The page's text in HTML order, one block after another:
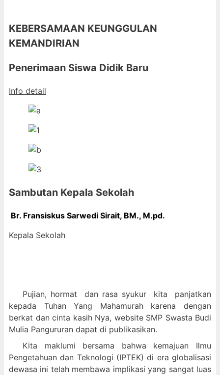
KEBERSAMAAN KEUNGGULAN
KEMANDIRIAN
Penerimaan Siswa Didik Baru
Info detail
Sambutan Kepala Sekolah
Br. Fransiskus Sarwedi Sirait, BM., M.pd.
Kepala Sekolah
Pujian, hormat dan rasa syukur kita panjatkan
kepada Tuhan Yang Mahamurah karena dengan
berkat dan cinta kasih Nya, website SMP Swasta Budi
Mulia Pangururan dapat di publikasikan.
Kita maklumi bersama bahwa kemajuan Ilmu
Pengetahuan dan Teknologi (IPTEK) di era globalisasi
dewasa ini telah membawa implikasi yang sangat luas